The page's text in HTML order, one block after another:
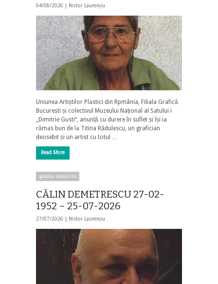
04/08/2026 | Nistor Laurențiu
Uniunea Artiștilor Plastici din Rpmânia, Filiala Grafică
București și colectivul Muzeului Național al Satului i
„Dimitrie Gusti”, anunță cu durere în suflet și își ia
rămas bun de la Titina Rădulescu, un grafician
deosebit și un artist cu totul …
Read More
galaxia nemuririi
CĂLIN DEMETRESCU 27-02-
1952 – 25-07-2026
27/07/2026 | Nistor Laurențiu